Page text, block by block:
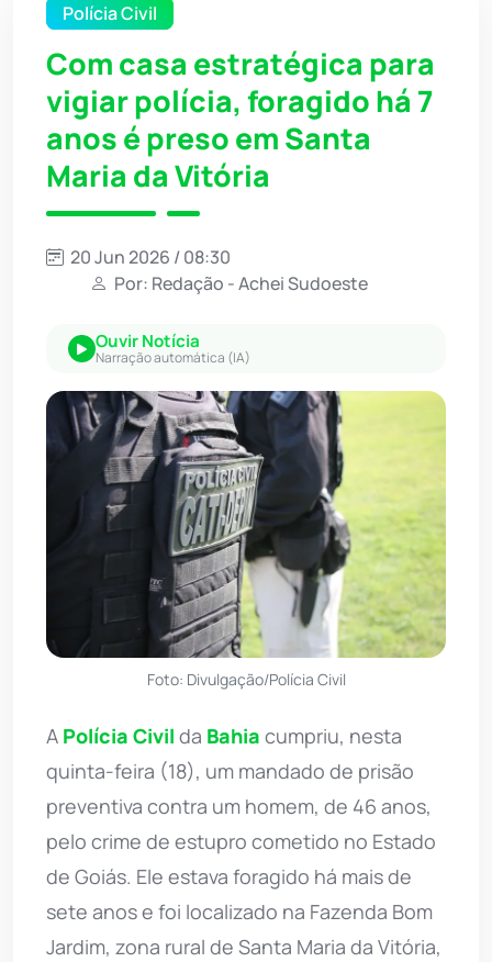
Polícia Civil
Com casa estratégica para
vigiar polícia, foragido há 7
anos é preso em Santa
Maria da Vitória
20 Jun 2026 / 08:30
Por: Redação - Achei Sudoeste
Ouvir Notícia
Narração automática (IA)
Foto: Divulgação/Polícia Civil
A Polícia Civil da Bahia cumpriu, nesta
quinta-feira (18), um mandado de prisão
preventiva contra um homem, de 46 anos,
pelo crime de estupro cometido no Estado
de Goiás. Ele estava foragido há mais de
sete anos e foi localizado na Fazenda Bom
Jardim, zona rural de Santa Maria da Vitória,